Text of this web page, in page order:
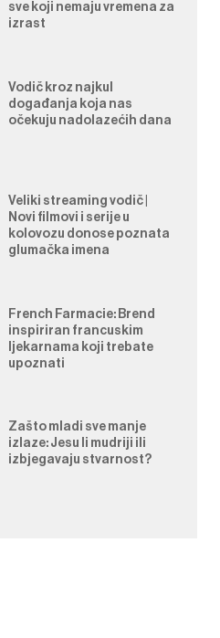
sve koji nemaju vremena za
izrast
Vodič kroz najkul
događanja koja nas
očekuju nadolazećih dana
Veliki streaming vodič |
Novi filmovi i serije u
kolovozu donose poznata
glumačka imena
French Farmacie: Brend
inspiriran francuskim
ljekarnama koji trebate
upoznati
Zašto mladi sve manje
izlaze: Jesu li mudriji ili
izbjegavaju stvarnost?